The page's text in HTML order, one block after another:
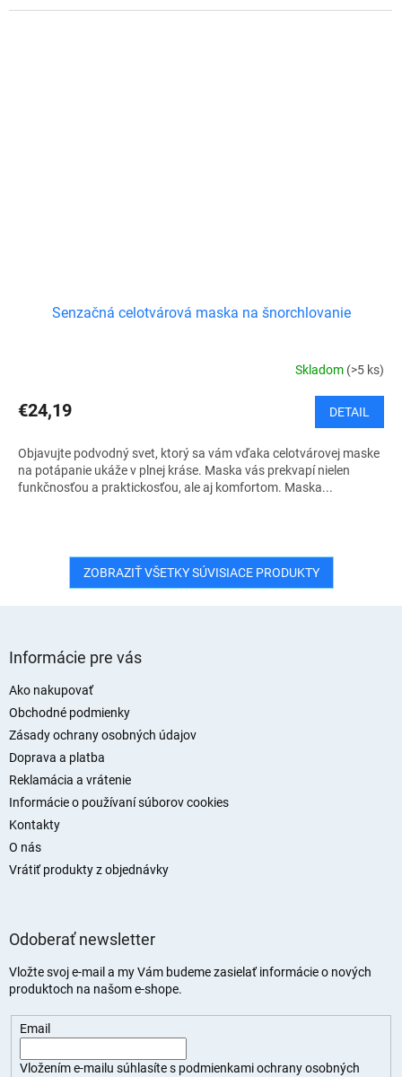
Senzačná celotvárová maska na šnorchlovanie
Skladom (>5 ks)
€24,19 DETAIL
Objavujte podvodný svet, ktorý sa vám vďaka celotvárovej maske
na potápanie ukáže v plnej kráse. Maska vás prekvapí nielen
funkčnosťou a praktickosťou, ale aj komfortom. Maska...
ZOBRAZIŤ VŠETKY SÚVISIACE PRODUKTY
Informácie pre vás
Ako nakupovať
Obchodné podmienky
Zásady ochrany osobných údajov
Doprava a platba
Reklamácia a vrátenie
Informácie o používaní súborov cookies
Kontakty
O nás
Vrátiť produkty z objednávky
Odoberať newsletter
Vložte svoj e-mail a my Vám budeme zasielať informácie o nových
produktoch na našom e-shope.
Email
Vložením e-mailu súhlasíte s podmienkami ochrany osobných